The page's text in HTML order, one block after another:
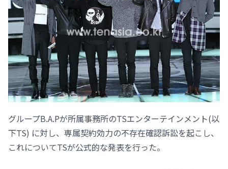
グループB.A.Pが所属事務所のTSエンターテインメント(以
下TS) に対し、専属契約効力の不存在確認訴訟を起こし、
これについてTSが公式的な発表を行った。